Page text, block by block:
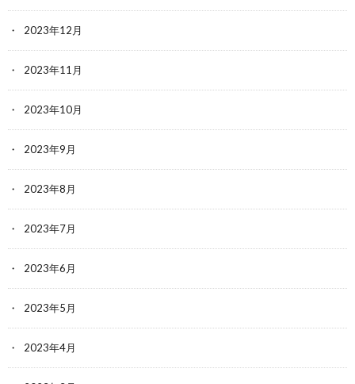
2023年12月
2023年11月
2023年10月
2023年9月
2023年8月
2023年7月
2023年6月
2023年5月
2023年4月